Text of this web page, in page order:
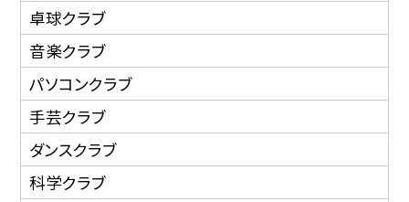
卓球クラブ
音楽クラブ
パソコンクラブ
手芸クラブ
ダンスクラブ
科学クラブ